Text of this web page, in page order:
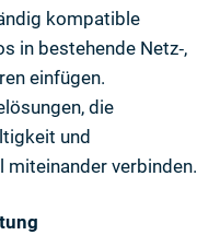
kompatible
in bestehende Netz‑,
einfügen.
die
und
verbinden.